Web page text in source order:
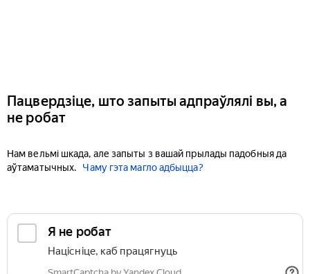
Пацвердзіце, што запыты адпраўлялі вы, а
не робат
Нам вельмі шкада, але запыты з вашай прылады падобныя да
аўтаматычных.
Чаму гэта магло адбыцца?
Я не робат
Націсніце, каб працягнуць